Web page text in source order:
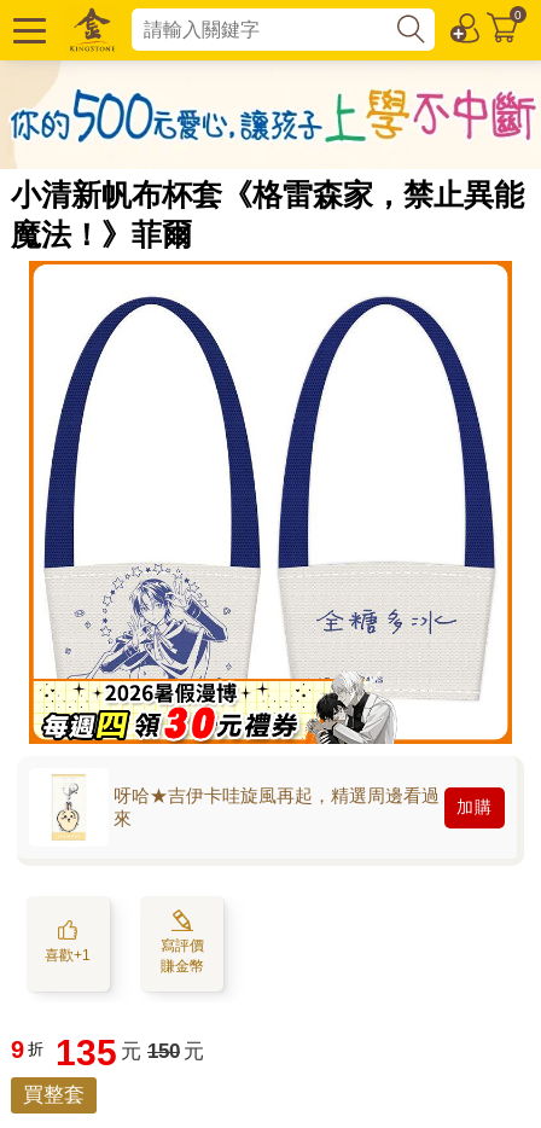
0
小清新帆布杯套《格雷森家，禁止異能
魔法！》菲爾
呀哈★吉伊卡哇旋風再起，精選周邊看過
來
加購
喜歡+1
寫評價
賺金幣
9 折 135 元 150 元
買整套